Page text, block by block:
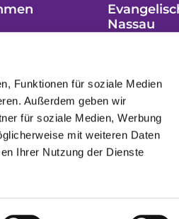
Funktionen für soziale Medien
Außerdem geben wir
für soziale Medien, Werbung
mit weiteren Daten
Ihrer Nutzung der Dienste
Nassau